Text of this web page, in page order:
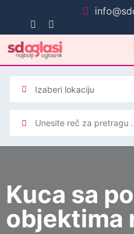
sadržaj
Kuca sa
objektima